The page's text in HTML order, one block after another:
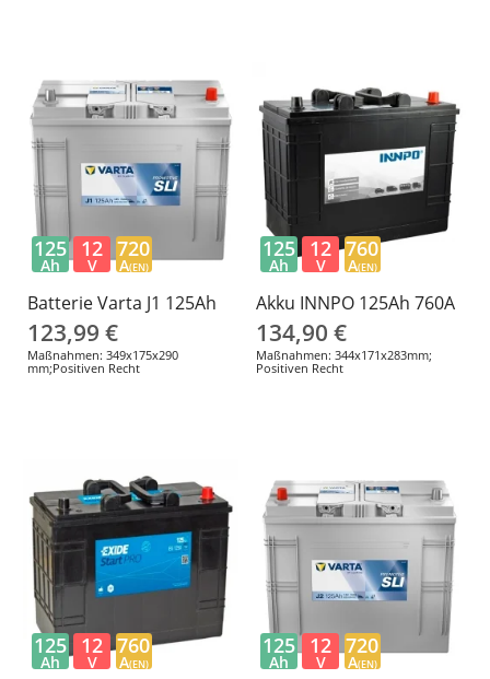
Batterie Varta J1 125Ah
123,99 €
Maßnahmen: 349x175x290
mm;Positiven Recht
125
Ah
12
V
720
A(EN)
Akku INNPO 125Ah 760A
134,90 €
Maßnahmen: 344x171x283mm;
Positiven Recht
125
Ah
12
V
760
A(EN)
125
Ah
12
V
760
A(EN)
125
Ah
12
V
720
A(EN)